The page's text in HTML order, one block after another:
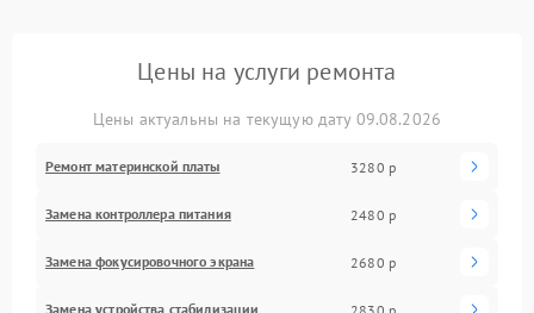
Цены на услуги ремонта
Цены актуальны на текущую дату 09.08.2026
Ремонт материнской платы 3280 р
Замена контроллера питания 2480 р
Замена фокусировочного экрана 2680 р
Замена устройства стабилизации 2830 р